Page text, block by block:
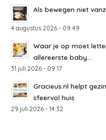
Als bewegen niet
4 augustus 2026 - 09:49
Waar je op moet
allereerste baby...
31 juli 2026 - 09:17
Gracieus.nl helpt
sfeervol huis
29 juli 2026 - 14:32